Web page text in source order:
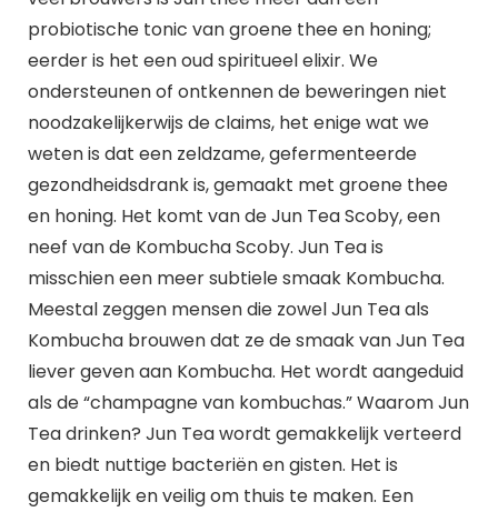
probiotische tonic van groene thee en honing;
eerder is het een oud spiritueel elixir. We
ondersteunen of ontkennen de beweringen niet
noodzakelijkerwijs de claims, het enige wat we
weten is dat een zeldzame, gefermenteerde
gezondheidsdrank is, gemaakt met groene thee
en honing. Het komt van de Jun Tea Scoby, een
neef van de Kombucha Scoby. Jun Tea is
misschien een meer subtiele smaak Kombucha.
Meestal zeggen mensen die zowel Jun Tea als
Kombucha brouwen dat ze de smaak van Jun Tea
liever geven aan Kombucha. Het wordt aangeduid
als de “champagne van kombuchas.” Waarom Jun
Tea drinken? Jun Tea wordt gemakkelijk verteerd
en biedt nuttige bacteriën en gisten. Het is
gemakkelijk en veilig om thuis te maken. Een